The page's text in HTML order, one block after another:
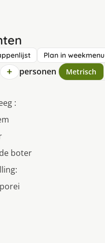
Plan in weekmenu
+ personen Metrisch
:
boter